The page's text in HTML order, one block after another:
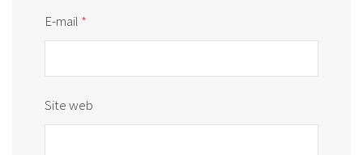
E-mail *
Site web